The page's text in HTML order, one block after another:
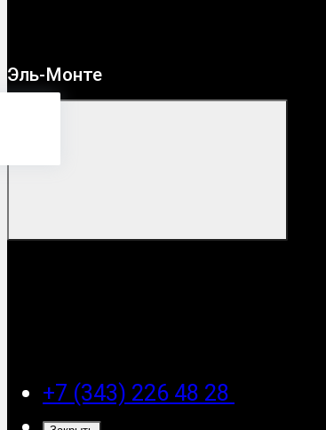
Эль-Монте
+7 (343) 226 48 28